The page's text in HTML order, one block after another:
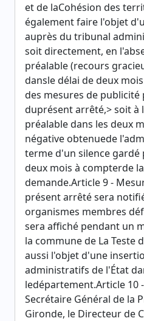
et de laCohésion des
également faire l'objet
auprès du tribunal
soit directement, en
préalable (recours
dansle délai de deux
des mesures de publicité
duprésent arrêté,> soit à
préalable dans les deux
négative obtenuede
terme d'un silence gardé
deux mois à compterde
demande.Article 9 -
présent arrêté sera
organismes membres
sera affiché pendant un
la commune de La Teste
aussi l'objet d'une
administratifs de l'État
ledépartement.Article 10
Secrétaire Général de la
Gironde, le Directeur de